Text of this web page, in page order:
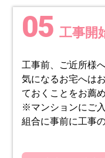
05 工事開
工事前、ご近所様
気になるお宅へは
ておくことをお薦
※マンションにご
組合に事前に工事